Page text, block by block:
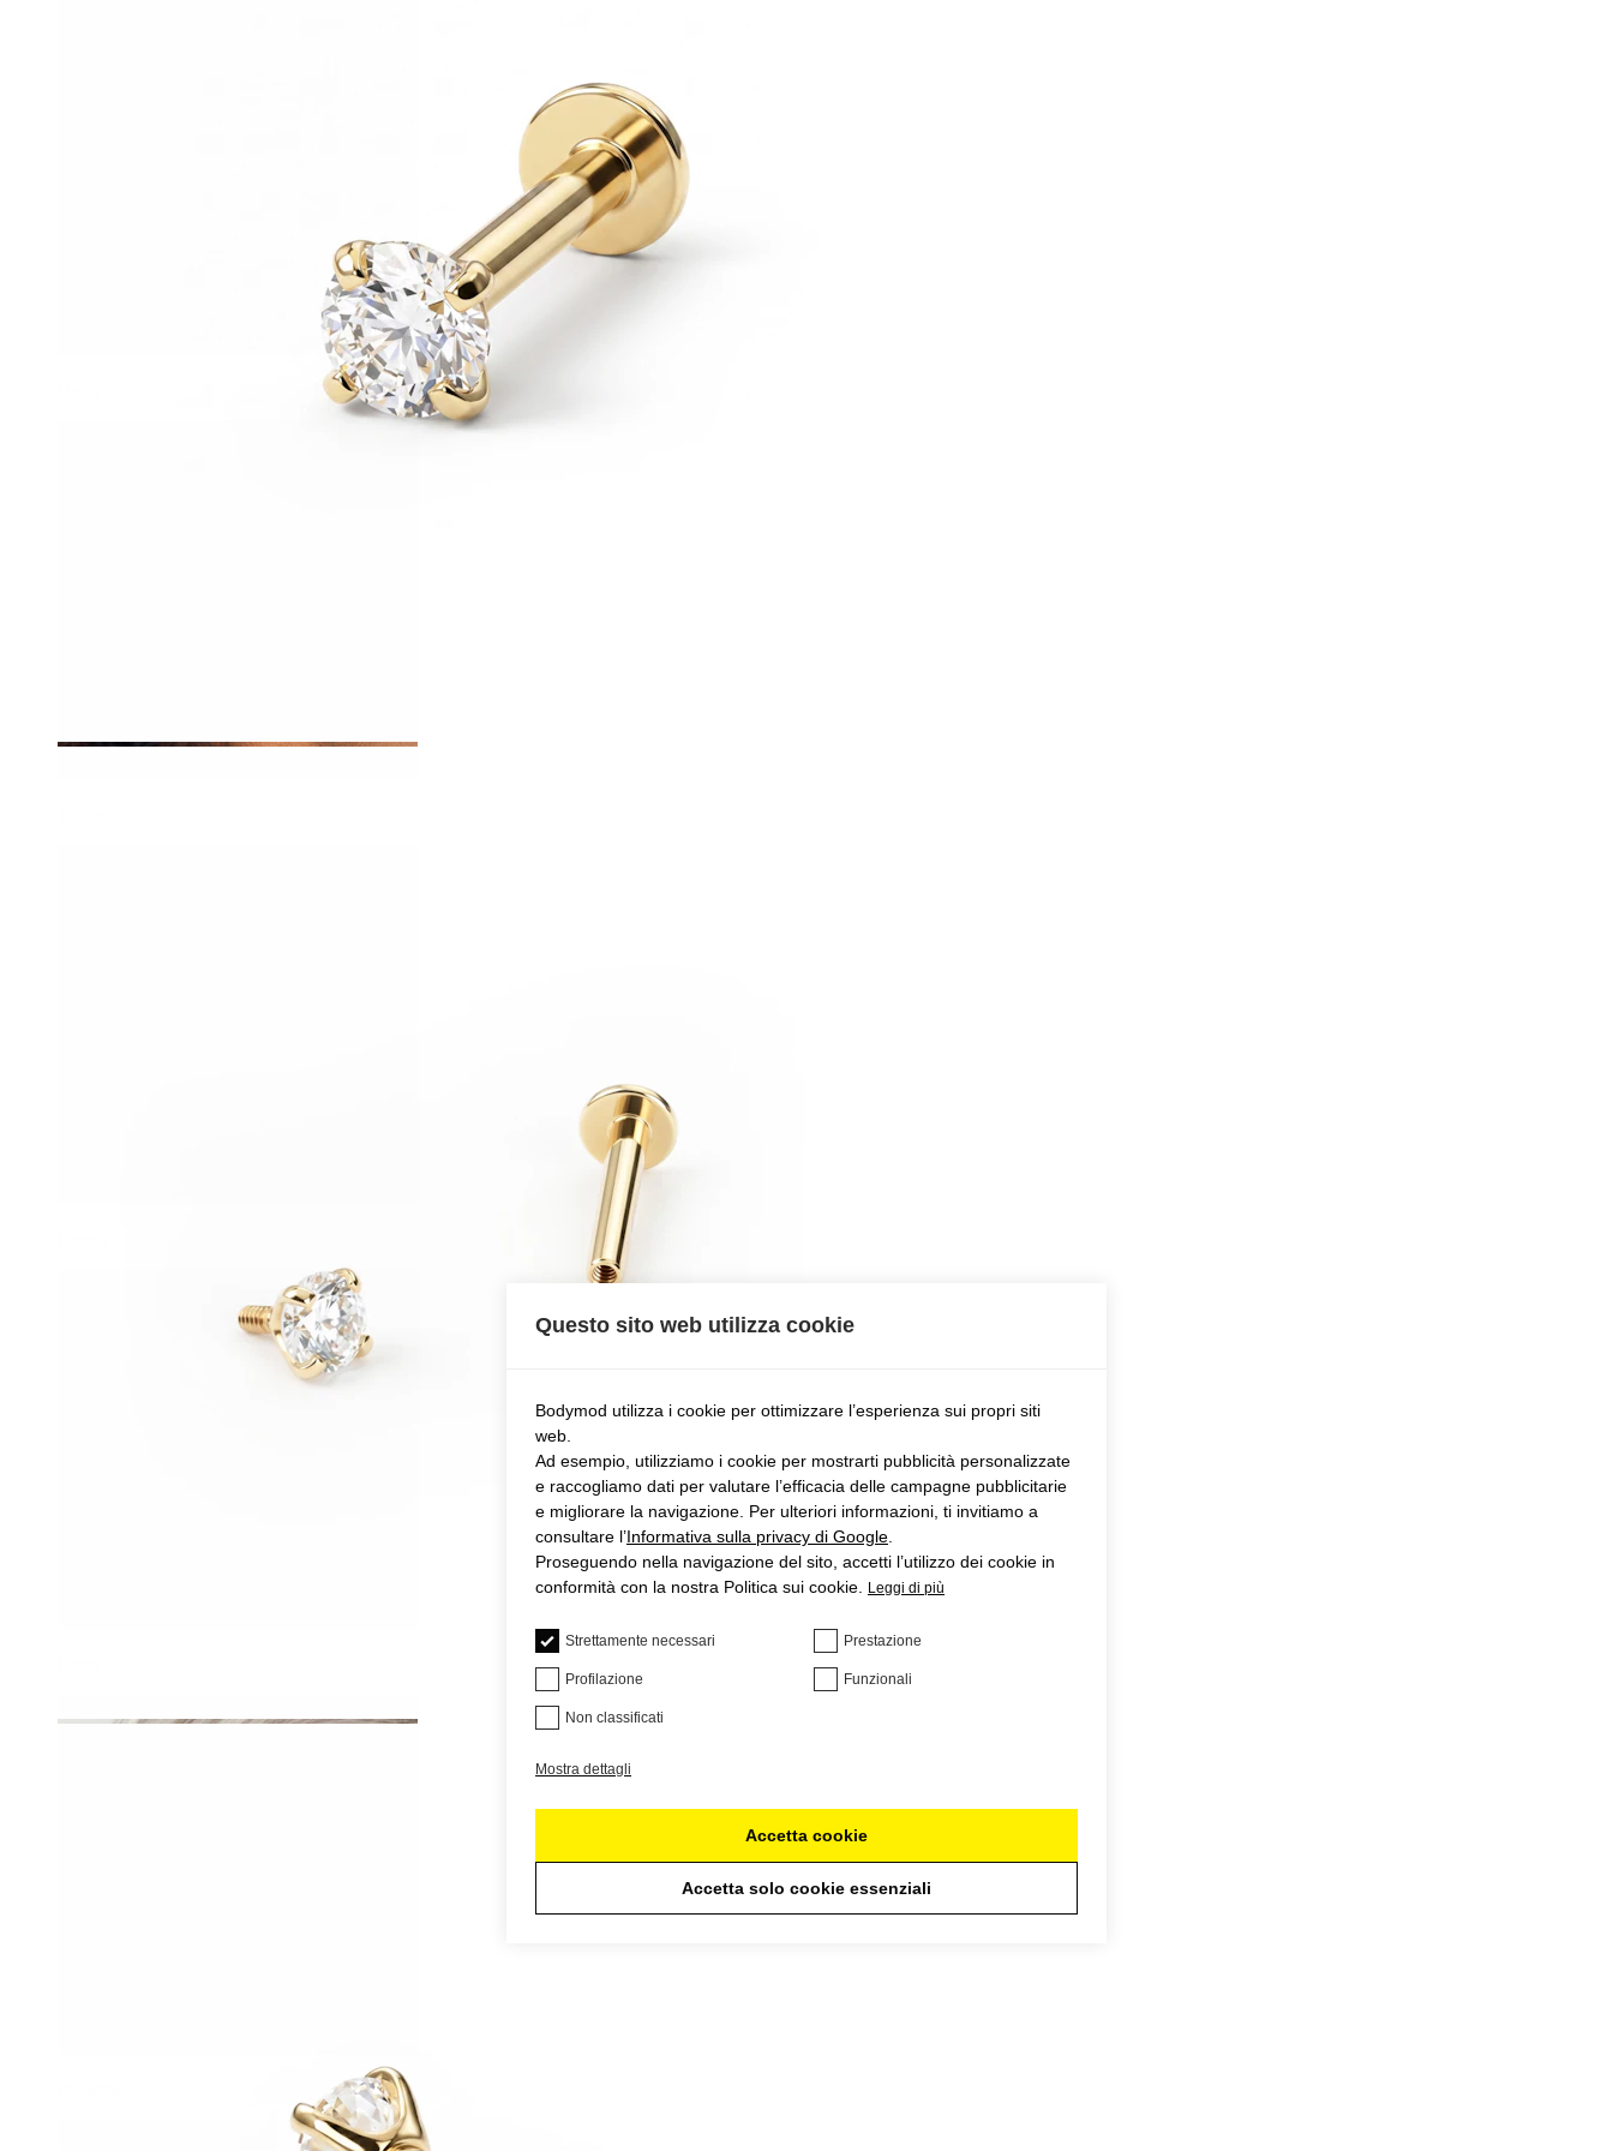
Questo sito web utilizza cookie
Bodymod utilizza i cookie per ottimizzare l’esperienza sui propri siti
web.
Ad esempio, utilizziamo i cookie per mostrarti pubblicità personalizzate
e raccogliamo dati per valutare l’efficacia delle campagne pubblicitarie
e migliorare la navigazione. Per ulteriori informazioni, ti invitiamo a
consultare l’Informativa sulla privacy di Google
Proseguendo nella navigazione del sito, accetti l’utilizzo dei cookie in
conformità con la nostra Politica sui cookie.
Leggi di più
Strettamente necessari Prestazione
Profilazione Funzionali
Non classificati
Mostra dettagli
Accetta cookie
Accetta solo cookie essenziali